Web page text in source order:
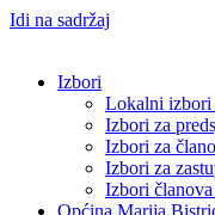
Idi na sadržaj
Izbori
Lokalni izbori
Izbori za
Izbori za
Izbori za
Izbori
Općina Marija